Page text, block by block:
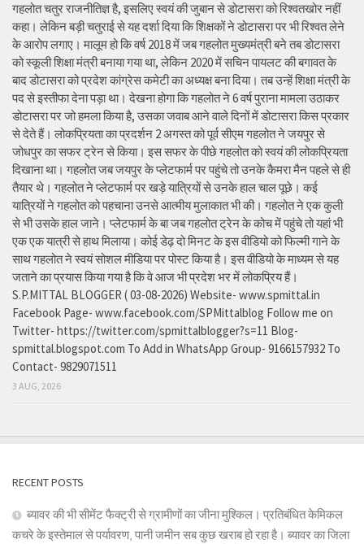
गहलोत चतुर राजनीतिज्ञ है, इसलिए स्वयं की जुबान से डोटासरा को रिश्वतखोर नहीं
कहा। लेकिन बड़ी चतुराई से यह दर्शा दिया कि शिक्षकों ने डोटासरा पर भी रिश्वत लेने
के आरोप लगाए। मालूम हो कि वर्ष 2018 में जब गहलोत मुख्यमंत्री बने तब डोटासरा
को स्कूली शिक्षा मंत्री बनाया गया था, लेकिन 2020 में सचिन पायलट की बगावत के
बाद डोटासरा को प्रदेश कांग्रेस कमेटी का अध्यक्ष बना दिया। तब उन्हें शिक्षा मंत्री के
पद से इस्तीफा देना पड़ा था। देखना होगा कि गहलोत ने 6 वर्ष पुराना मामला उठाकर
डोटासरा पर जो हमला किया है, उसका जवाब आने वाले दिनों में डोटासरा किस प्रकार
से देते हैं। लोकप्रियता का प्रदर्शन 2 अगस्त को पूर्व सीएम गहलोत ने जयपुर से
जोधपुर का सफर ट्रेन से किया। इस सफर के पीछे गहलोत को स्वयं की लोकप्रियता
दिखाना था। गहलोत जब जयपुर के प्लेटफार्म पर पहुंचे तो उनके कैमरा मैन पहले से ही
तैयार थे। गहलोत ने प्लेटफार्म पर खड़े यात्रियों से उनके हाल चाल पूछे। कई
यात्रियों ने गहलोत को पहचाना उनसे आत्मीय मुलाकात भी की। गहलोत ने एक कुली
से भी उसके हाल जाने। प्लेटफार्म के बा जब गहलोत ट्रेन के कोच में पहुंचे तो यहां भी
एक एक यात्री से हाथ मिलाया। कोई डेढ़ दो मिनट के इस वीडियो को फिल्मी गाने के
साथ गहलोत ने स्वयं सोशल मीडिया पर पोस्ट किया है। इस वीडियो के माध्यम से यह
जताने का प्रयास किया गया है कि वे आज भी प्रदेश भर में लोकप्रिय हैं।
S.P.MITTAL BLOGGER ( 03-08-2026) Website- www.spmittal.in
Facebook Page- www.facebook.com/SPMittalblog Follow me on
Twitter- https://twitter.com/spmittalblogger?s=11 Blog-
spmittal.blogspot.com To Add in WhatsApp Group- 9166157932 To
Contact- 9829071511
3 AUG, 2026
RECENT POSTS
ब्यावर की भी सीमेंट फैक्ट्री से ग्रामीणों का जीना मुश्किल। प्रतिबंधित केमिकल
कचरे के इस्तेमाल से पर्यावरण, पानी जमीन सब कुछ खराब हो रहा है। ब्यावर का जिला